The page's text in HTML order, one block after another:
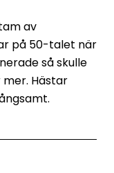
av
på 50-talet när
så skulle
Hästar